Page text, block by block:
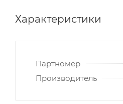
Характеристики
Партномер
Производитель